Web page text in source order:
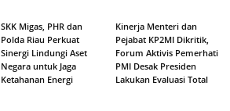
SKK Migas, PHR dan
Polda Riau Perkuat
Sinergi Lindungi Aset
Negara untuk Jaga
Ketahanan Energi
Kinerja Menteri dan
Pejabat KP2MI Dikritik,
Forum Aktivis Pemerhati
PMI Desak Presiden
Lakukan Evaluasi Total